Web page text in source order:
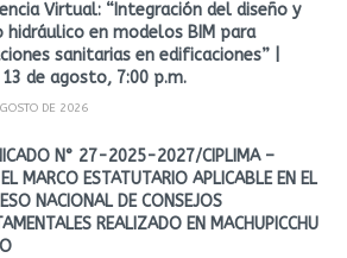
Virtual: “Integración del diseño y
hidráulico en modelos BIM para
sanitarias en edificaciones” |
13 de agosto, 7:00 p.m.
DE 2026
N° 27-2025-2027/CIPLIMA –
MARCO ESTATUTARIO APLICABLE EN EL
NACIONAL DE CONSEJOS
REALIZADO EN MACHUPICCHU